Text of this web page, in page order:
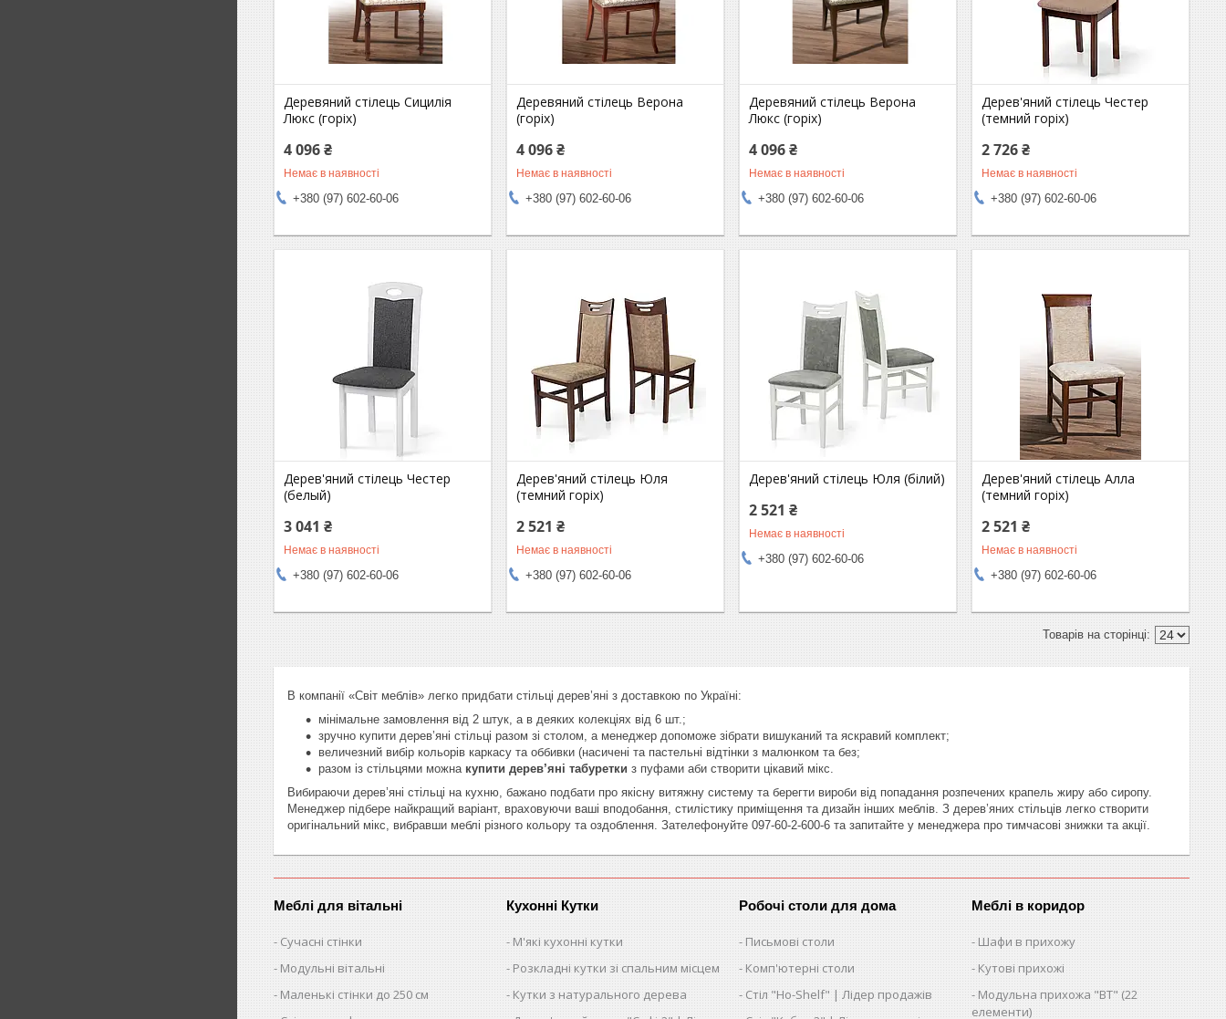
Деревяний стілець Сицилія
Люкс (горіх)
4 096 ₴
Немає в наявності
+380 (97) 602-60-06
Деревяний стілець Верона
(горіх)
4 096 ₴
Немає в наявності
+380 (97) 602-60-06
Деревяний стілець Верона
Люкс (горіх)
4 096 ₴
Немає в наявності
+380 (97) 602-60-06
Дерев'яний стілець Честер
(темний горіх)
2 726 ₴
Немає в наявності
+380 (97) 602-60-06
Дерев'яний стілець Честер
(белый)
3 041 ₴
Немає в наявності
+380 (97) 602-60-06
Дерев'яний стілець Юля
(темний горіх)
2 521 ₴
Немає в наявності
+380 (97) 602-60-06
Дерев'яний стілець Юля (білий)
2 521 ₴
Немає в наявності
+380 (97) 602-60-06
Дерев'яний стілець Алла
(темний горіх)
2 521 ₴
Немає в наявності
+380 (97) 602-60-06
В компанії «Світ меблів» легко придбати стільці дерев’яні з доставкою по Україні:
мінімальне замовлення від 2 штук, а в деяких колекціях від 6 шт.;
зручно купити дерев’яні стільці разом зі столом, а менеджер допоможе зібрати вишуканий та яскравий комплект;
величезний вибір кольорів каркасу та оббивки (насичені та пастельні відтінки з малюнком та без;
разом із стільцями можна купити дерев’яні табуретки з пуфами аби створити цікавий мікс.
Вибираючи дерев’яні стільці на кухню, бажано подбати про якісну витяжну систему та берегти вироби від попадання розпечених крапель жиру або сиропу.
Менеджер підбере найкращий варіант, враховуючи ваші вподобання, стилістику приміщення та дизайн інших меблів. З дерев’яних стільців легко створити
оригінальний мікс, вибравши меблі різного кольору та оздоблення. Зателефонуйте 097-60-2-600-6 та запитайте у менеджера про тимчасові знижки та акції.
Меблі для вітальні
Сучасні стінки
Модульні вітальні
Маленькі стінки до 250 см
Кухонні Кутки
М'які кухонні кутки
Розкладні кутки зі спальним місцем
Кутки з натурального дерева
Робочі столи для дома
Письмові столи
Комп'ютерні столи
Стіл "Ho-Shelf" | Лідер продажів
Меблі в коридор
Шафи в прихожу
Кутові прихожі
Модульна прихожа "ВТ" (22
елементи)